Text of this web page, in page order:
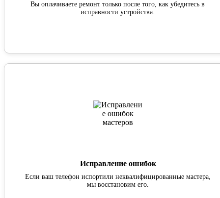
Вы оплачиваете ремонт только после того, как убедитесь в
исправности устройства.
Исправление ошибок
Если ваш телефон испортили неквалифицированные мастера,
мы восстановим его.